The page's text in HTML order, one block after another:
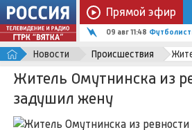
Прямой эфир
09 авг 11:48
Новости Происшествия
Житель Омутнинска из
задушил жену